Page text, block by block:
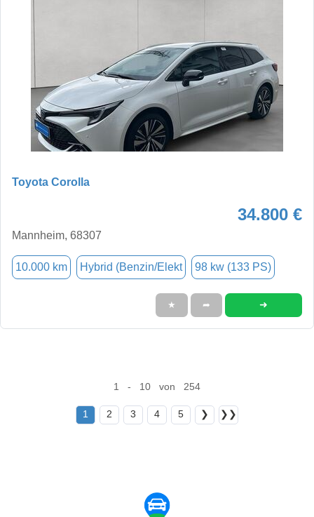
Toyota Corolla
34.800 €
Mannheim, 68307
10.000 km Hybrid (Benzin/Elekt 98 kw (133 PS)
★ ➦ ➜
1 - 10 von 254
1 2 3 4 5 ❯ ❯❯